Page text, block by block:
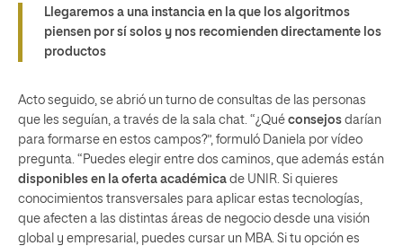
Llegaremos a una instancia en la que los algoritmos
piensen por sí solos y nos recomienden directamente los
productos
Acto seguido, se abrió un turno de consultas de las personas
que les seguían, a través de la sala chat. “¿Qué consejos darían
para formarse en estos campos?”, formuló Daniela por vídeo
pregunta. “Puedes elegir entre dos caminos, que además están
disponibles en la oferta académica de UNIR. Si quieres
conocimientos transversales para aplicar estas tecnologías,
que afecten a las distintas áreas de negocio desde una visión
global y empresarial, puedes cursar un MBA. Si tu opción es